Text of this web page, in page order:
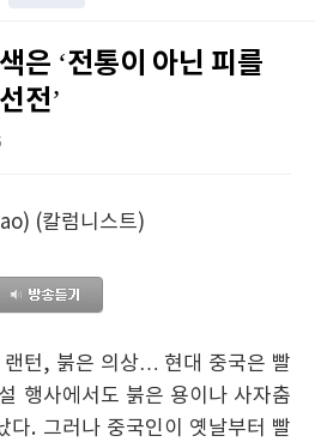
은 ‘전통이 아닌 피를
전’
(칼럼니스트)
랜턴, 붉은 의상… 현대 중국은 빨
행사에서도 붉은 용이나 사자춤
다. 그러나 중국인이 옛날부터 빨